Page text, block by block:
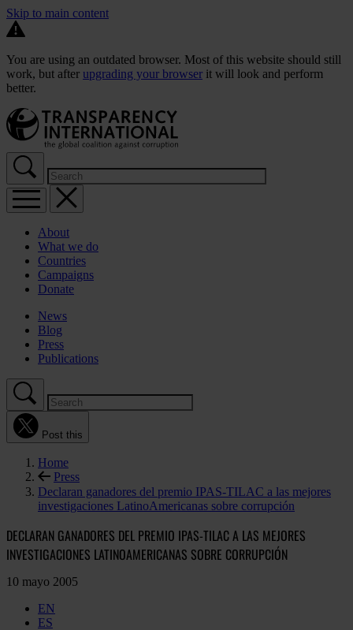
Skip to main content
You are using an outdated browser. Most of this website should still
work, but after upgrading your browser it will look and perform
better.
About
What we do
Countries
Campaigns
Donate
News
Blog
Press
Publications
Post this
Home
Press
Declaran ganadores del premio IPAS-TILAC a las mejores
investigaciones LatinoAmericanas sobre corrupción
DECLARAN GANADORES DEL PREMIO IPAS-TILAC A LAS MEJORES
INVESTIGACIONES LATINOAMERICANAS SOBRE CORRUPCIÓN
10 mayo 2005
EN
ES